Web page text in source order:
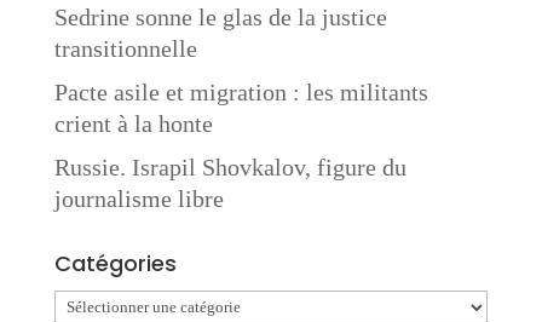
Sedrine sonne le glas de la justice
transitionnelle
Pacte asile et migration : les militants
crient à la honte
Russie. Israpil Shovkalov, figure du
journalisme libre
Catégories
Catégories